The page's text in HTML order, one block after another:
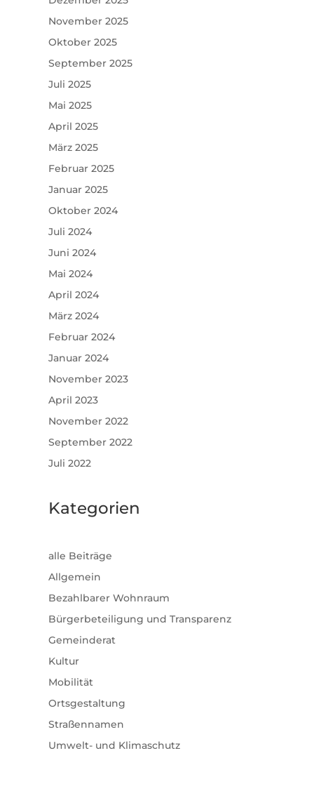
November 2025
Oktober 2025
September 2025
Juli 2025
Mai 2025
April 2025
März 2025
Februar 2025
Januar 2025
Oktober 2024
Juli 2024
Juni 2024
Mai 2024
April 2024
März 2024
Februar 2024
Januar 2024
November 2023
April 2023
November 2022
September 2022
Juli 2022
Kategorien
alle Beiträge
Allgemein
Bezahlbarer Wohnraum
Bürgerbeteiligung und Transparenz
Gemeinderat
Kultur
Mobilität
Ortsgestaltung
Straßennamen
Umwelt- und Klimaschutz